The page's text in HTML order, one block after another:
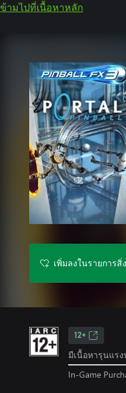
ข้ามไปที่เนื้อหาหลัก
เพิ่มลงในรายการสิ่
12+
มีเนื้อหารุนแร
In-Game